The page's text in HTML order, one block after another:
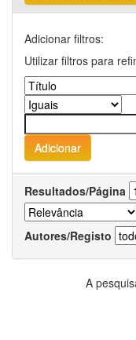
Adicionar filtros:
Utilizar filtros para
Resultados/Página
Autores/Registo
A